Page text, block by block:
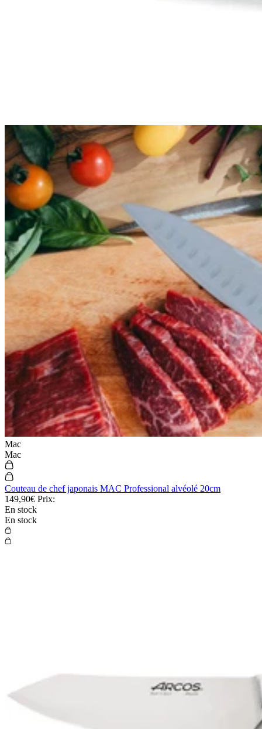
Mac
Mac
Couteau de chef japonais MAC Professional alvéolé 20cm
149,90€ Prix:
En stock
En stock